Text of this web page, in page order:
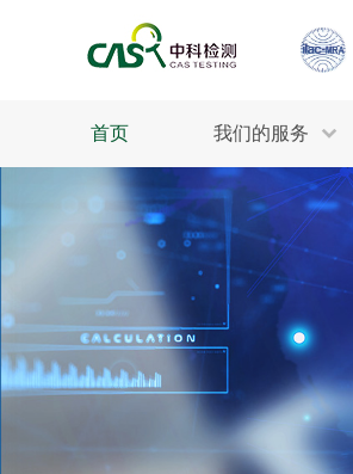
首页 我们的服务
生态环保
工业材料
美妆消毒
石油化工
轻工产品
制药医疗